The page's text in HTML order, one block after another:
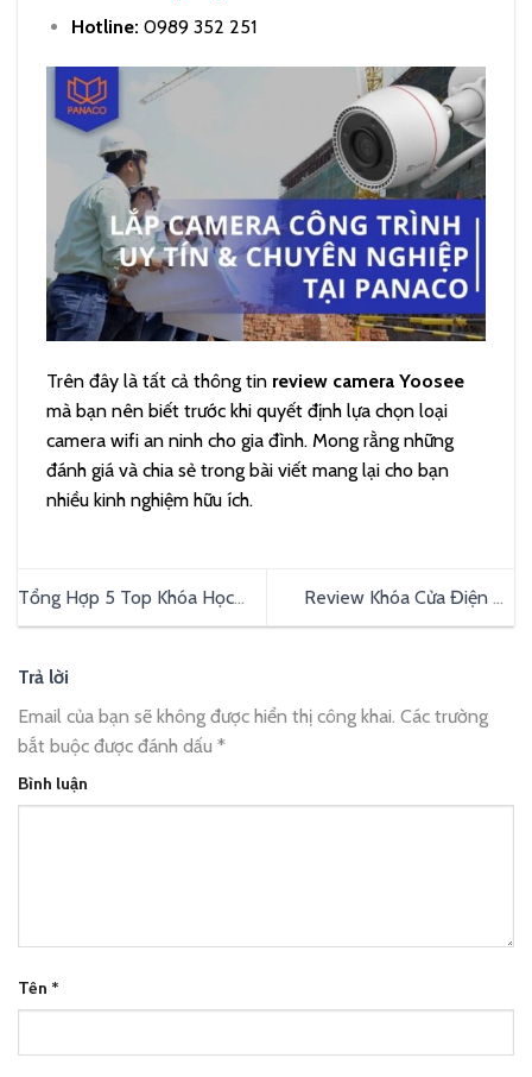
Hotline: 0989 352 251
Trên đây là tất cả thông tin review camera Yoosee
mà bạn nên biết trước khi quyết định lựa chọn loại
camera wifi an ninh cho gia đình. Mong rằng những
đánh giá và chia sẻ trong bài viết mang lại cho bạn
nhiều kinh nghiệm hữu ích.
Tổng Hợp 5 Top Khóa Học
Facebook Ads Được Nhiều
Review Khóa Cửa Điện Tử
Yale: Đánh Giá Chi Tiết Ưu Và
Trả lời
Email của bạn sẽ không được hiển thị công khai. Các trường
bắt buộc được đánh dấu *
Bình luận
Tên *